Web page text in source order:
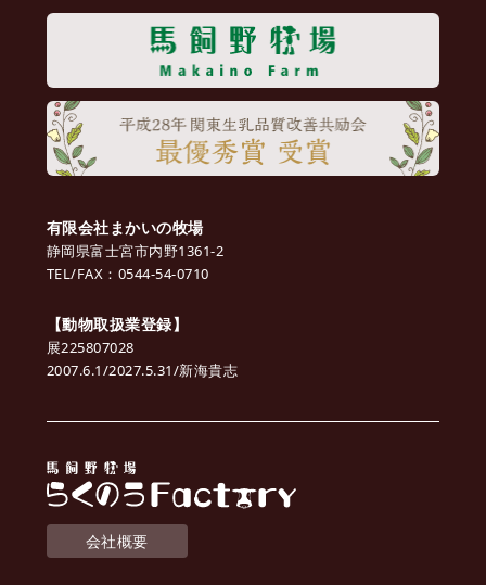
会社概要
有限会社まかいの牧場
静岡県富士宮市内野1361-2
TEL/FAX：0544-54-0710
【動物取扱業登録】
展225807028
2007.6.1/2027.5.31/新海貴志